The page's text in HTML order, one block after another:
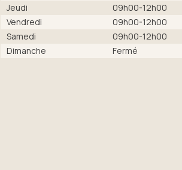
Jeudi
09h00-12h00
Vendredi
09h00-12h00
Samedi
09h00-12h00
Dimanche
Fermé